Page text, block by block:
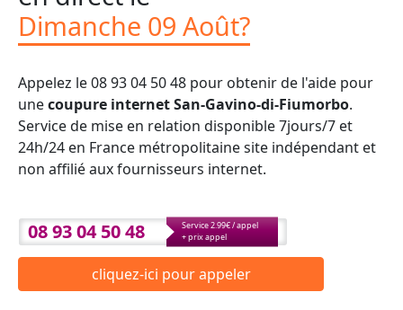
Dimanche 09 Août?
Appelez le 08 93 04 50 48 pour obtenir de l'aide pour
unecoupure internet San-Gavino-di-Fiumorbo.
Service de mise en relation disponible 7jours/7 et
24h/24 en France métropolitaine site indépendant et
non affilié aux fournisseurs internet.
08 93 04 50 48
Service 2.99€ / appel
+ prix appel
cliquez-ici pour appeler